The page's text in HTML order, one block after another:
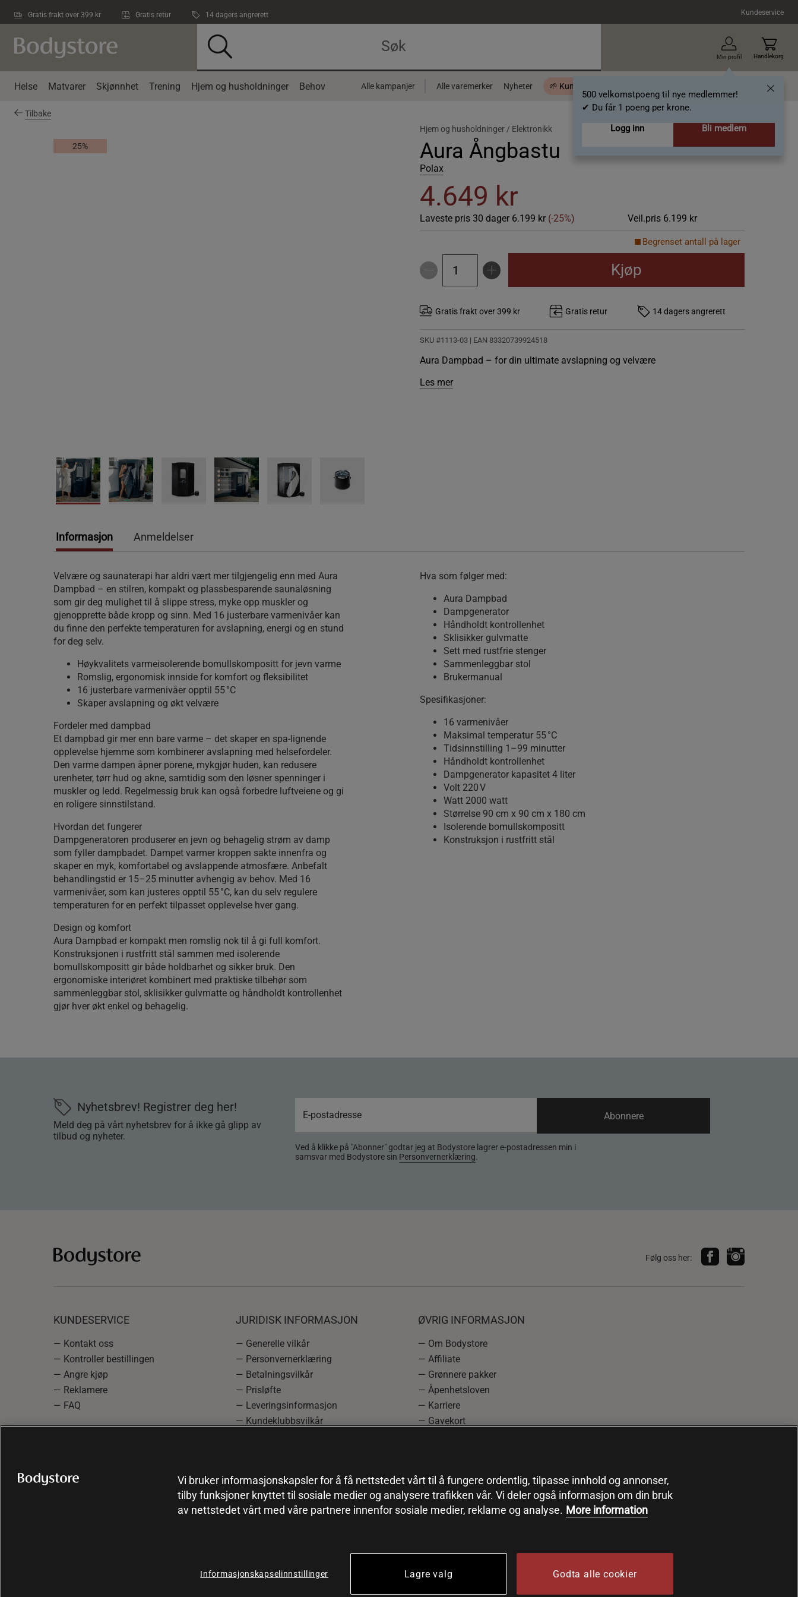
Gratis frakt over 399 kr Gratis retur 14 dagers angrerett Kundeservice
Min profil
500 velkomstpoeng til nye medlemmer!
✔ Du får 1 poeng per krone.
Logg inn
Bli medlem
Handlekorg
Helse Matvarer Skjønnhet Trening Hjem og husholdninger Behov Alle kampanjer Alle varemerker Nyheter 🌱 Kundeklubb - 500 velkomstpoeng Gavekort
Tilbake
25%
Hjem og husholdninger / Elektronikk
Aura Ångbastu
Polax
4.649 kr
Laveste pris 30 dager 6.199 kr (-25%) Veil.pris 6.199 kr
Begrenset antall på lager
Kjøp
Gratis frakt over 399 kr Gratis retur 14 dagers angrerett
SKU #1113-03 | EAN 83320739924518
Aura Dampbad – for din ultimate avslapning og velvære
Les mer
Informasjon Anmeldelser
Velvære og saunaterapi har aldri vært mer tilgjengelig enn med Aura
Dampbad – en stilren, kompakt og plassbesparende saunaløsning
som gir deg mulighet til å slippe stress, myke opp muskler og
gjenopprette både kropp og sinn. Med 16 justerbare varmenivåer kan
du finne den perfekte temperaturen for avslapning, energi og en stund
for deg selv.
Høykvalitets varmeisolerende bomullskompositt for jevn varme
Romslig, ergonomisk innside for komfort og fleksibilitet
16 justerbare varmenivåer opptil 55 °C
Skaper avslapning og økt velvære
Fordeler med dampbad
Et dampbad gir mer enn bare varme – det skaper en spa-lignende
opplevelse hjemme som kombinerer avslapning med helsefordeler.
Den varme dampen åpner porene, mykgjør huden, kan redusere
urenheter, tørr hud og akne, samtidig som den løsner spenninger i
muskler og ledd. Regelmessig bruk kan også forbedre luftveiene og gi
en roligere sinnstilstand.
Hvordan det fungerer
Dampgeneratoren produserer en jevn og behagelig strøm av damp
som fyller dampbadet. Dampet varmer kroppen sakte innenfra og
skaper en myk, komfortabel og avslappende atmosfære. Anbefalt
behandlingstid er 15–25 minutter avhengig av behov. Med 16
varmenivåer, som kan justeres opptil 55 °C, kan du selv regulere
temperaturen for en perfekt tilpasset opplevelse hver gang.
Design og komfort
Aura Dampbad er kompakt men romslig nok til å gi full komfort.
Konstruksjonen i rustfritt stål sammen med isolerende
bomullskompositt gir både holdbarhet og sikker bruk. Den
ergonomiske interiøret kombinert med praktiske tilbehør som
sammenleggbar stol, sklisikker gulvmatte og håndholdt kontrollenhet
gjør hver økt enkel og behagelig.
Hva som følger med:
Aura Dampbad
Dampgenerator
Håndholdt kontrollenhet
Sklisikker gulvmatte
Sett med rustfrie stenger
Sammenleggbar stol
Brukermanual
Spesifikasjoner:
16 varmenivåer
Maksimal temperatur 55 °C
Tidsinnstilling 1–99 minutter
Håndholdt kontrollenhet
Dampgenerator kapasitet 4 liter
Volt 220 V
Watt 2000 watt
Størrelse 90 cm x 90 cm x 180 cm
Isolerende bomullskompositt
Konstruksjon i rustfritt stål
Nyhetsbrev! Registrer deg her!
Meld deg på vårt nyhetsbrev for å ikke gå glipp av
tilbud og nyheter.
Ved å klikke på "Abonner" godtar jeg at Bodystore lagrer e-postadressen min i
samsvar med Bodystore sin Personvernerklæring.
Abonnere
Følg oss her:
KUNDESERVICE
— Kontakt oss
— Kontroller bestillingen
— Angre kjøp
— Reklamere
— FAQ
JURIDISK INFORMASJON
— Generelle vilkår
— Personvernerklæring
— Betalningsvilkår
— Prisløfte
— Leveringsinformasjon
— Kundeklubbsvilkår
ØVRIG INFORMASJON
— Om Bodystore
— Affiliate
— Grønnere pakker
— Åpenhetsloven
— Karriere
— Gavekort
Vi bruker informasjonskapsler for å få nettstedet vårt til å fungere ordentlig, tilpasse innhold og annonser,
tilby funksjoner knyttet til sosiale medier og analysere trafikken vår. Vi deler også informasjon om din bruk
av nettstedet vårt med våre partnere innenfor sosiale medier, reklame og analyse. More information
Informasjonskapselinnstillinger Lagre valg Godta alle cookier